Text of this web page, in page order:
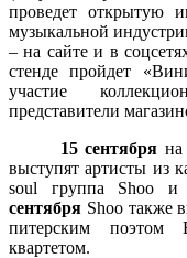
проведет открытую
музыкальной
– на сайте и в
стенде пройдет
участие
представители
15 сентября на
выступят артисты из
soul
группа Shoo и
сентября Shoo также
питерским поэтом
квартетом.